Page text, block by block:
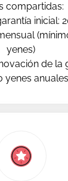
compartidas:
inicial:
yenes)
de la
yenes anuales